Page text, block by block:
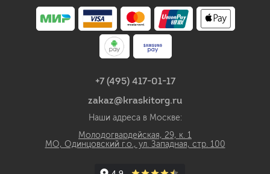
+7 (495) 417-01-17
zakaz@kraskitorg.ru
Наши адреса в Москве:
Молодогвардейская, 29, к. 1
МО, Одинцовский г.о., ул. Западная, стр. 100